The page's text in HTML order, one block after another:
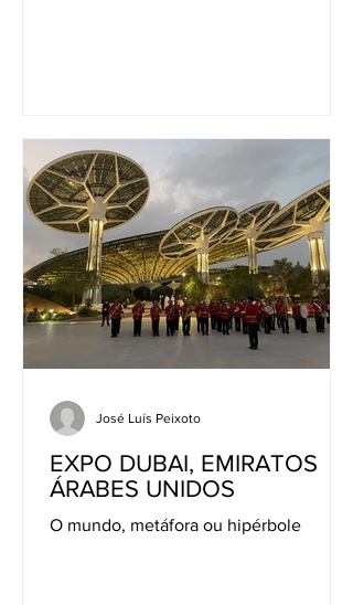
EXPO DUBAI, EMIRATOS
ÁRABES UNIDOS
O mundo, metáfora ou hipérbole
José Luís Peixoto